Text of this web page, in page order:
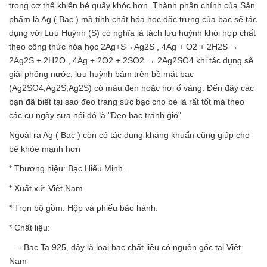
trong cơ thể khiến bé quấy khóc hơn. Thành phần chính của Sản
phẩm là Ag ( Bạc ) mà tính chất hóa học đặc trưng của bạc sẽ tác
dụng với Lưu Huỳnh (S) có nghĩa là tách lưu huỳnh khỏi hợp chất
theo công thức hóa học 2Ag+S→Ag2S , 4Ag + O2 + 2H2S →
2Ag2S + 2H2O , 4Ag + 2O2 + 2SO2 → 2Ag2SO4 khi tác dụng sẽ
giải phóng nước, lưu huỳnh bám trên bề mặt bạc
(Ag2SO4,Ag2S,Ag2S) có màu đen hoặc hơi ố vàng. Đến đây các
bạn đã biết tại sao đeo trang sức bạc cho bé là rất tốt mà theo
các cụ ngày sưa nói đó là "Đeo bạc tránh gió"
Ngoài ra Ag ( Bạc ) còn có tác dụng kháng khuẩn cũng giúp cho
bé khỏe mạnh hơn
* Thương hiệu: Bạc Hiểu Minh.
* Xuất xứ: Việt Nam.
* Trọn bộ gồm: Hộp và phiếu bảo hành.
* Chất liệu:
- Bạc Ta 925, đây là loại bạc chất liệu có nguồn gốc tại Việt
Nam